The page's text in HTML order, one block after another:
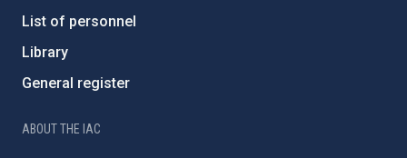
List of personnel
Library
General register
ABOUT THE IAC